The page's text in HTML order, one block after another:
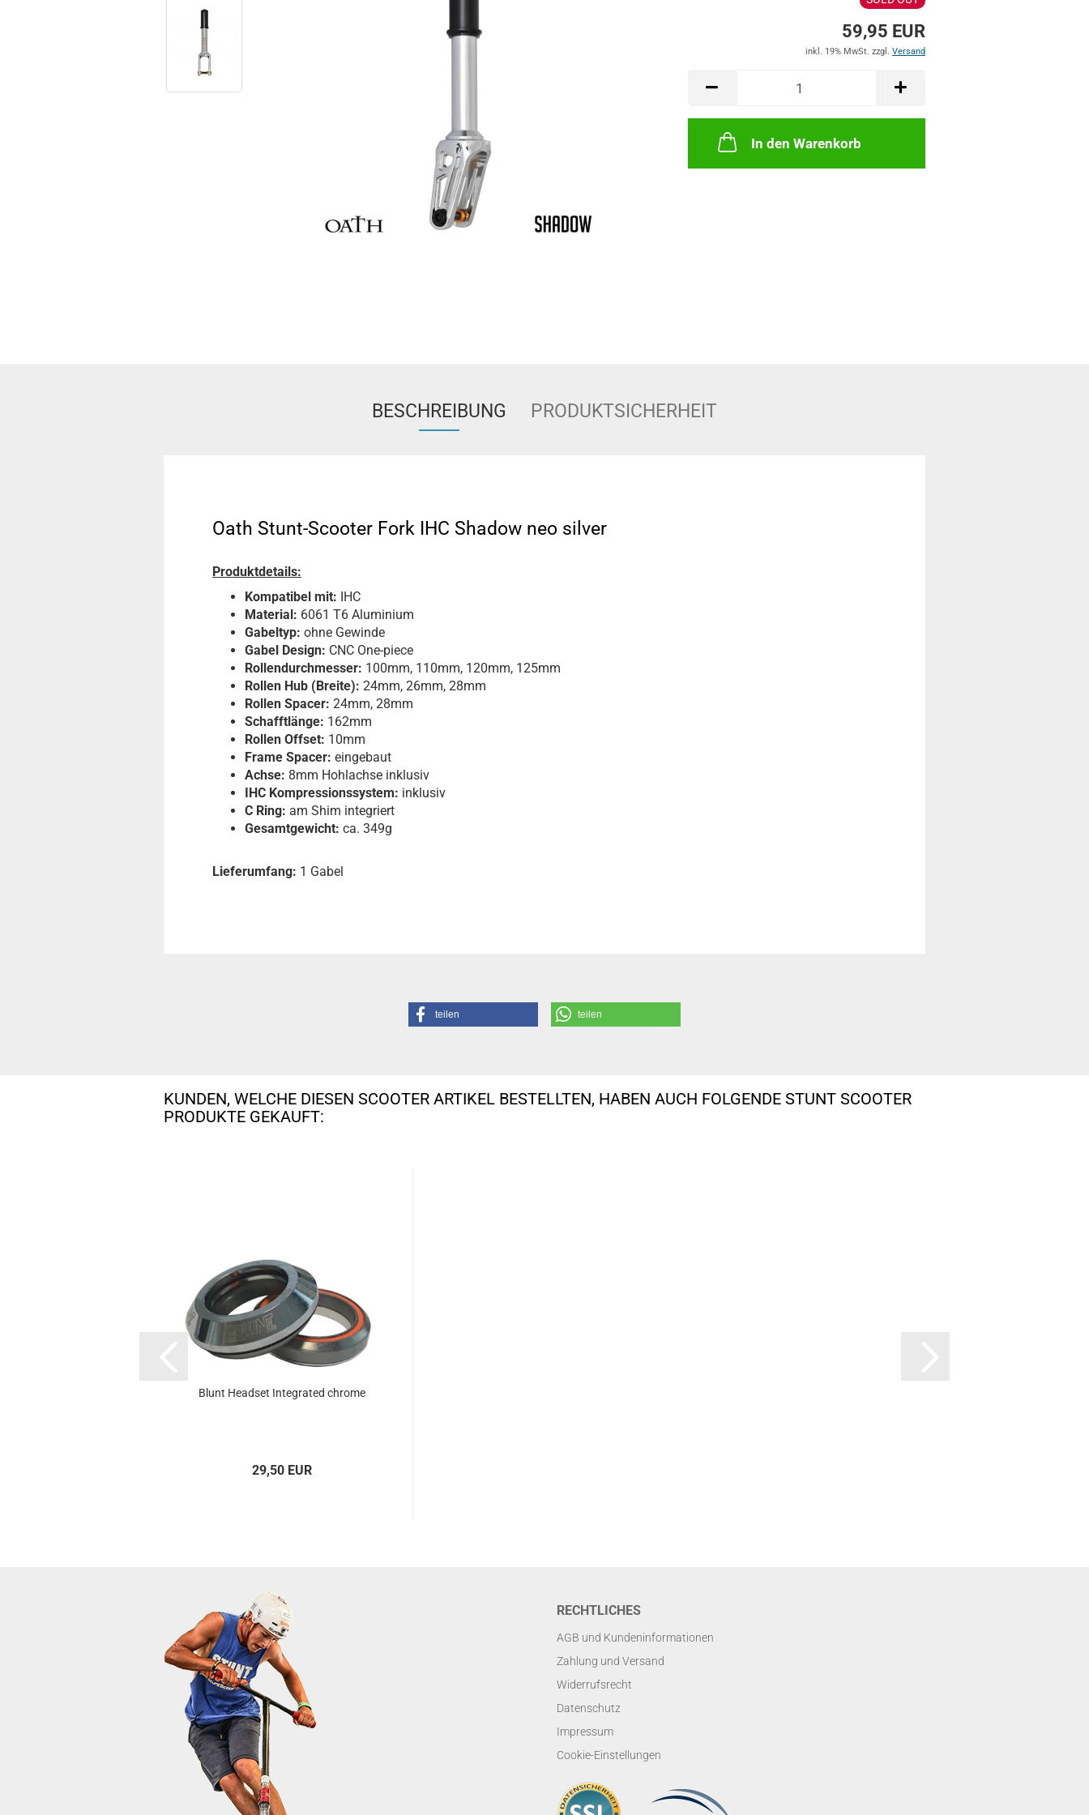
59,95 EUR
inkl. 19% MwSt. zzgl. Versand
In den Warenkorb
BESCHREIBUNG PRODUKTSICHERHEIT
Oath Stunt-Scooter Fork IHC Shadow neo silver
Produktdetails:
Kompatibel mit: IHC
Material: 6061 T6 Aluminium
Gabeltyp: ohne Gewinde
Gabel Design: CNC One-piece
Rollendurchmesser: 100mm, 110mm, 120mm, 125mm
Rollen Hub (Breite): 24mm, 26mm, 28mm
Rollen Spacer: 24mm, 28mm
Schafftlänge: 162mm
Rollen Offset: 10mm
Frame Spacer: eingebaut
Achse: 8mm Hohlachse inklusiv
IHC Kompressionssystem: inklusiv
C Ring: am Shim integriert
Gesamtgewicht: ca. 349g
Lieferumfang: 1 Gabel
teilen teilen
KUNDEN, WELCHE DIESEN SCOOTER ARTIKEL BESTELLTEN, HABEN AUCH FOLGENDE STUNT SCOOTER
PRODUKTE GEKAUFT:
Blunt Headset Integrated chrome
29,50 EUR
RECHTLICHES
AGB und Kundeninformationen
Zahlung und Versand
Widerrufsrecht
Datenschutz
Impressum
Cookie-Einstellungen